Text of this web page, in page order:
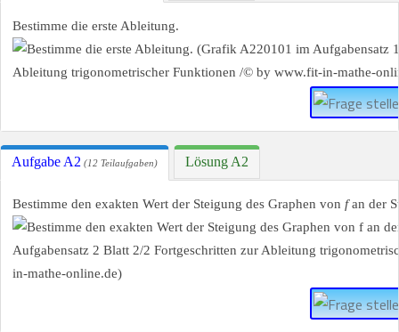
Bestimme die erste Ableitung.
Aufgabe A2 (12 Teilaufgaben) Lösung A2
Bestimme den exakten Wert der Steigung des Graphen von fan der